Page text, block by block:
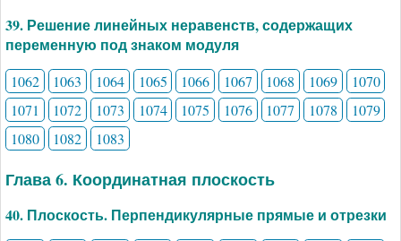
39. Решение линейных неравенств, содержащих
переменную под знаком модуля
1062 1063 1064 1065 1066 1067 1068 1069
1070
1071
1072 1073 1074 1075 1076 1077 1078
1079
1080
1082 1083
Глава 6. Координатная плоскость
40. Плоскость. Перпендикулярные прямые и отрезки